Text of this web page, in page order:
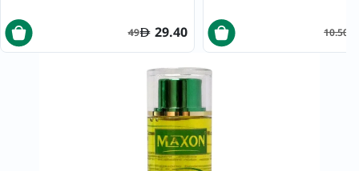
29.40
49 10.50